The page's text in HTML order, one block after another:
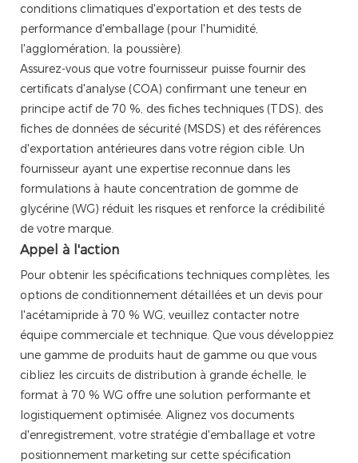
conditions climatiques d'exportation et des tests de
performance d'emballage (pour l'humidité,
l'agglomération, la poussière).
Assurez-vous que votre fournisseur puisse fournir des
certificats d'analyse (COA) confirmant une teneur en
principe actif de 70 %, des fiches techniques (TDS), des
fiches de données de sécurité (MSDS) et des références
d'exportation antérieures dans votre région cible. Un
fournisseur ayant une expertise reconnue dans les
formulations à haute concentration de gomme de
glycérine (WG) réduit les risques et renforce la crédibilité
de votre marque.
Appel à l'action
Pour obtenir les spécifications techniques complètes, les
options de conditionnement détaillées et un devis pour
l'acétamipride à 70 % WG, veuillez contacter notre
équipe commerciale et technique. Que vous développiez
une gamme de produits haut de gamme ou que vous
cibliez les circuits de distribution à grande échelle, le
format à 70 % WG offre une solution performante et
logistiquement optimisée. Alignez vos documents
d'enregistrement, votre stratégie d'emballage et votre
positionnement marketing sur cette spécification